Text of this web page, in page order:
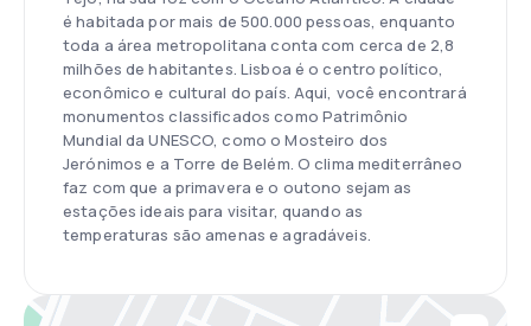
é habitada por mais de 500.000 pessoas, enquanto
toda a área metropolitana conta com cerca de 2,8
milhões de habitantes. Lisboa é o centro político,
econômico e cultural do país. Aqui, você encontrará
monumentos classificados como Patrimônio
Mundial da UNESCO, como o Mosteiro dos
Jerónimos e a Torre de Belém. O clima mediterrâneo
faz com que a primavera e o outono sejam as
estações ideais para visitar, quando as
temperaturas são amenas e agradáveis.